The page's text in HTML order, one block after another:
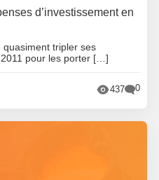
d’investissement en
quasiment tripler ses
2011 pour les porter […]
437 0